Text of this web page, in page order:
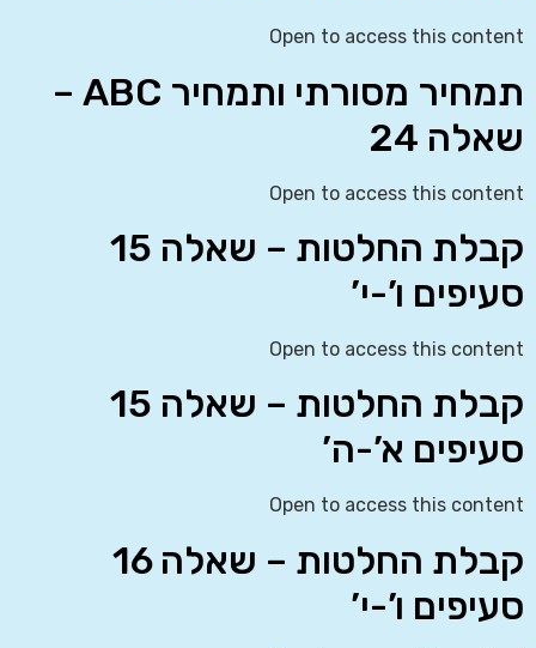
Open to access this content
תמחיר מסורתי ותמחיר ABC –
שאלה 24
Open to access this content
קבלת החלטות – שאלה 15
סעיפים ו’-י’
Open to access this content
קבלת החלטות – שאלה 15
סעיפים א’-ה’
Open to access this content
קבלת החלטות – שאלה 16
סעיפים ו’-י’